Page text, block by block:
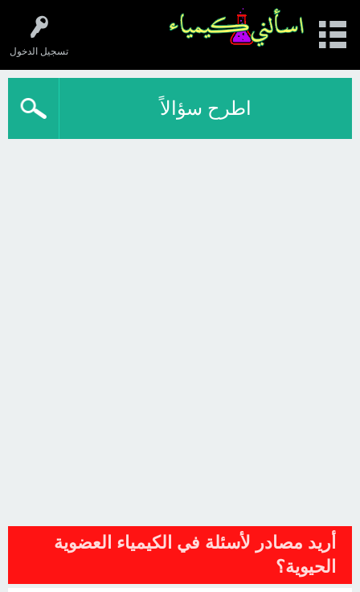
تسجيل الدخول
اطرح سؤالاً
أريد مصادر لأسئلة في الكيمياء العضوية
الحيوية؟